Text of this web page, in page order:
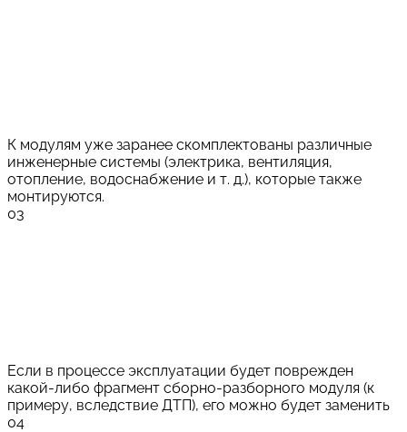
К модулям уже заранее скомплектованы различные
инженерные системы (электрика, вентиляция,
отопление, водоснабжение и т. д.), которые также
монтируются.
03
Если в процессе эксплуатации будет поврежден
какой-либо фрагмент сборно-разборного модуля (к
примеру, вследствие ДТП), его можно будет заменить
04